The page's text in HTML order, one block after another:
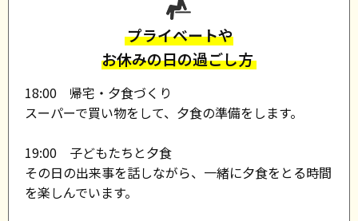
プライベートや
お休みの日の過ごし方
18:00 帰宅・夕食づくり
スーパーで買い物をして、夕食の準備をします。
19:00 子どもたちと夕食
その日の出来事を話しながら、一緒に夕食をとる時間
を楽しんでいます。